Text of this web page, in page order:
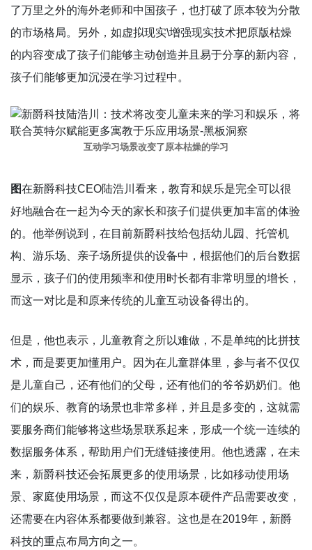
了万里之外的海外老师和中国孩子，也打破了原本较为分散
的市场格局。另外，如虚拟现实\增强现实技术把原版枯燥
的内容变成了孩子们能够主动创造并且易于分享的新内容，
孩子们能够更加沉浸在学习过程中。
互动学习场景改变了原本枯燥的学习
图在新爵科技CEO陆浩川看来，教育和娱乐是完全可以很
好地融合在一起为今天的家长和孩子们提供更加丰富的体验
的。他举例说到，在目前新爵科技给包括幼儿园、托管机
构、游乐场、亲子场所提供的设备中，根据他们的后台数据
显示，孩子们的使用频率和使用时长都有非常明显的增长，
而这一对比是和原来传统的儿童互动设备得出的。
但是，他也表示，儿童教育之所以难做，不是单纯的比拼技
术，而是要更加懂用户。因为在儿童群体里，参与者不仅仅
是儿童自己，还有他们的父母，还有他们的爷爷奶奶们。他
们的娱乐、教育的场景也非常多样，并且是多变的，这就需
要服务商们能够将这些场景联系起来，形成一个统一连续的
数据服务体系，帮助用户们无缝链接使用。他也透露，在未
来，新爵科技还会拓展更多的使用场景，比如移动使用场
景、家庭使用场景，而这不仅仅是原本硬件产品需要改变，
还需要在内容体系都要做到兼容。这也是在2019年，新爵
科技的重点布局方向之一。